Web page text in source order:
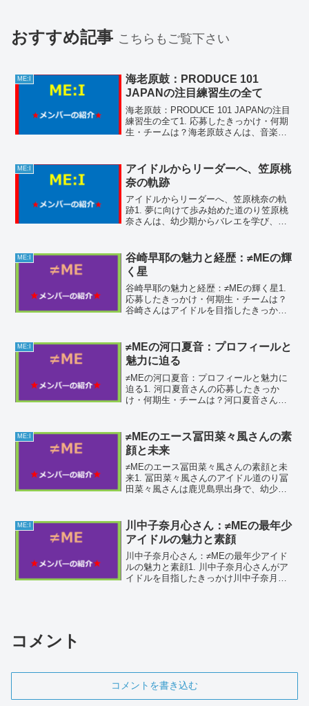
おすすめ記事 こちらもご覧下さい
ME:I
海老原鼓：PRODUCE 101
JAPANの注目練習生の全て
海老原鼓：PRODUCE 101 JAPANの注目
練習生の全て1. 応募したきっかけ・何期
生・チームは？海老原鼓さんは、音楽へ
た。彼女は第3期生として参加し...
ME:I
アイドルからリーダーへ、笠原桃
奈の軌跡
アイドルからリーダーへ、笠原桃奈の軌
跡1. 夢に向けて歩み始めた道のり笠原桃
奈さんは、幼少期からバレエを学び、そ
動を開始し、2016年にアンジュルムの5期
生として正...
ME:I
谷崎早耶の魅力と経歴：≠MEの輝
く星
谷崎早耶の魅力と経歴：≠MEの輝く星1.
応募したきっかけ・何期生・チームは？
谷崎さんはアイドルを目指したきっかけ
れていたそうです。2015年に「西野早
耶」名義で2...
ME:I
≠MEの河口夏音：プロフィールと
魅力に迫る
≠MEの河口夏音：プロフィールと魅力に
迫る1. 河口夏音さんの応募したきっか
け・何期生・チームは？河口夏音さん
ブ）」への強い憧れから、その姉妹グル
ープとして誕生した「...
ME:I
≠MEのエース冨田菜々風さんの素
顔と未来
≠MEのエース冨田菜々風さんの素顔と未
来1. 冨田菜々風さんのアイドル道のり冨
田菜々風さんは鹿児島県出身で、幼少期
ル「Seven Colors」の4期生として活動
を...
ME:I
川中子奈月心さん：≠MEの最年少
アイドルの魅力と素顔
川中子奈月心さん：≠MEの最年少アイド
ルの魅力と素顔1. 川中子奈月心さんがア
イドルを目指したきっかけ川中子奈月心
コメント
コメントを書き込む